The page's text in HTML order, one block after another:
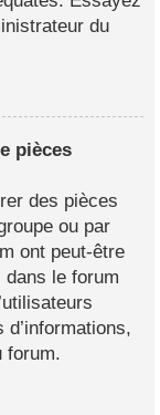
du
pièces
des pièces
ou par
ont peut-être
le forum
forum.